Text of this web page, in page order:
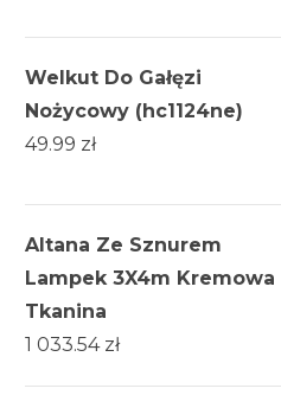
Welkut Do Gałęzi
Nożycowy (hc1124ne)
49.99 zł
Altana Ze Sznurem
Lampek 3X4m Kremowa
Tkanina
1 033.54 zł